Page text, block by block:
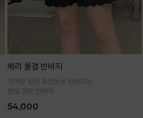
베리 물결 반바지
귀여운 밑단 포인트로 완성되는
밴딩 코튼 반바지
54,000